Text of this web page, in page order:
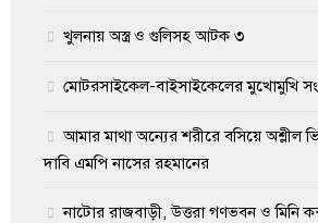
খুলনায় অস্ত্র ও গুলিসহ আটক ৩
মোটরসাইকেল-বাইসাইকেলের মুখোমুখি
আমার মাথা অন্যের শরীরে বসিয়ে অশ্লীল
দাবি এমপি নাসের রহমানের
নাটোর রাজবাড়ী, উত্তরা গণভবন ও মিনি